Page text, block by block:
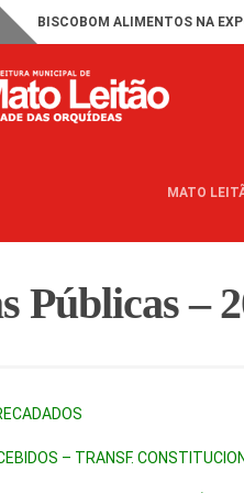
BISCOBOM ALIMENTOS NA
MATO
Públicas –
– TRANSF.